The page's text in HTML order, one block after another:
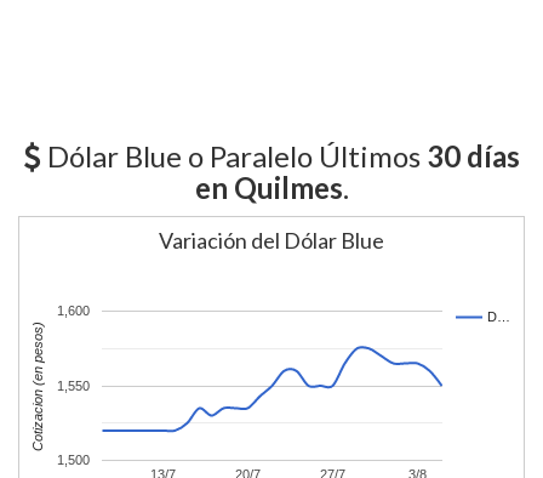
Dólar Blue o Paralelo Últimos 30 días
en Quilmes.
Variación del Dólar Blue
D…
13/7 20/7 27/7 3/8
1,500
1,550
1,600
Cotizacion (en pesos)